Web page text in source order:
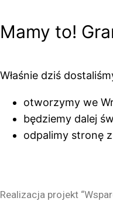
Mamy to!
Właśnie dziś
otworzymy we
będziemy dalej
odpalimy stronę
Realizacja projekt